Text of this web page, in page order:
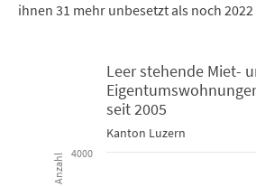
ihnen 31 mehr unbesetzt als noch 2022
Leer stehende Miet- und
Bar chart with 2 data series.
Kanton Luzern
Anzahl
Leer stehende Miet-
seit 2005
Kanton Luzern
4000